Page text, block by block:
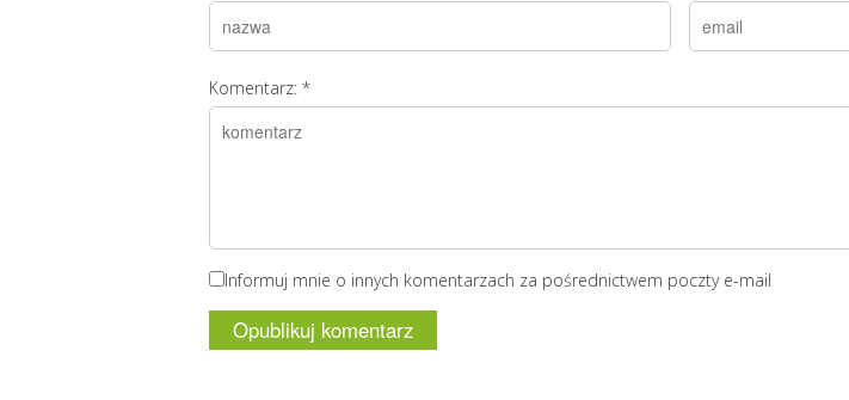
Komentarz: *
Informuj mnie o innych komentarzach za pośrednictwem poczty e-mail